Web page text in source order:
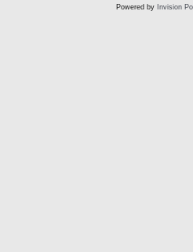
Powered by Invision